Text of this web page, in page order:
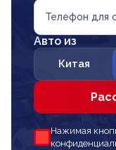
Телефон для
Авто из
Китая
Нажимая